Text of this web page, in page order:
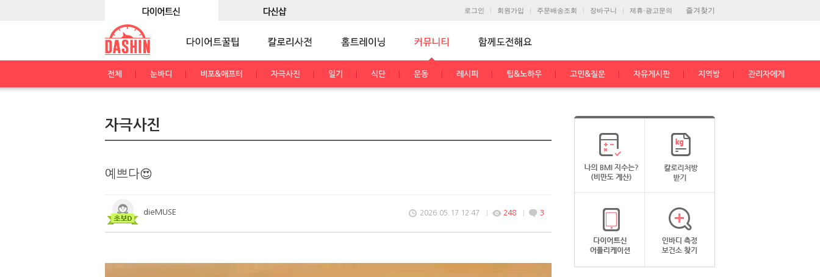
즐겨찾기
로그인 회원가입 주문배송조회 장바구니 제휴·광고문의
전체 눈바디 비포&애프터 자극사진 일기 식단 운동 레시피 팁&노하우 고민&질문 자유게시판 지역방 관리자에게
자극사진
예쁘다😍
dieMUSE 2026.05.17 12:47 248 3